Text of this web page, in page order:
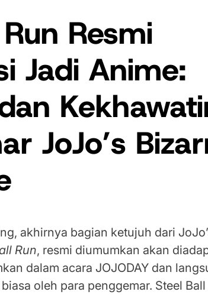
Resmi
Jadi Anime:
JoJo’s
akhirnya bagian ketujuh dari
Run, resmi diumumkan akan
dalam acara JOJODAY dan
oleh para penggemar. Steel